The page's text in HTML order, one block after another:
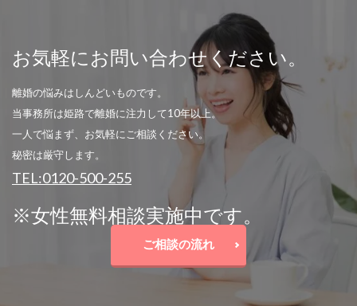
お気軽にお問い合わせください。
離婚の悩みはしんどいものです。
当事務所は姫路で離婚に注力して10年以上。
一人で悩まず、お気軽にご相談ください。
秘密は厳守します。
TEL:0120-500-255
※女性無料相談実施中です。
ご相談の流れ